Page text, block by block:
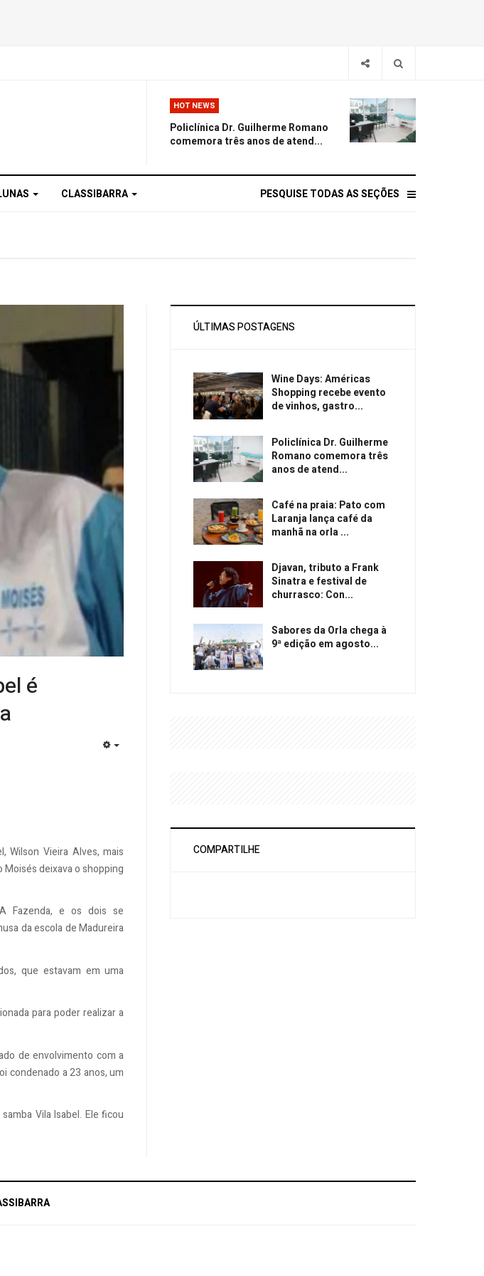
HOT NEWS
Policlínica Dr. Guilherme Romano
comemora três anos de atend...
CLASSIBARRA PESQUISE TODAS AS SEÇÕES
é
Wilson Vieira Alves, mais
deixava o shopping
Fazenda, e os dois se
da escola de Madureira
que estavam em uma
para poder realizar a
de envolvimento com a
condenado a 23 anos, um
Vila Isabel. Ele ficou
ÚLTIMAS POSTAGENS
Wine Days: Américas
Shopping recebe evento
de vinhos, gastro...
Policlínica Dr. Guilherme
Romano comemora três
anos de atend...
Café na praia: Pato com
Laranja lança café da
manhã na orla ...
Djavan, tributo a Frank
Sinatra e festival de
churrasco: Con...
Sabores da Orla chega à
9ª edição em agosto...
COMPARTILHE